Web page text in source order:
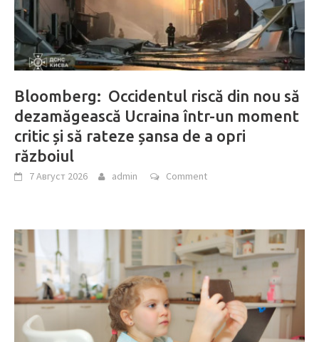
Bloomberg: Occidentul riscă din nou să
dezamăgească Ucraina într-un moment
critic și să rateze șansa de a opri
războiul
7 Август 2026 admin Comment